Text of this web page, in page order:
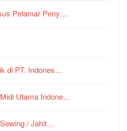
Pelamar Peny…
di PT. Indones…
Utama Indone…
/ Jahit…